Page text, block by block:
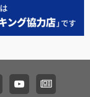
でまとめあげた、
作カヴァーとなっ
予定）から、「熱
心に」（オリジナ
小林旭）に続くリ
クトと愛に溢れた